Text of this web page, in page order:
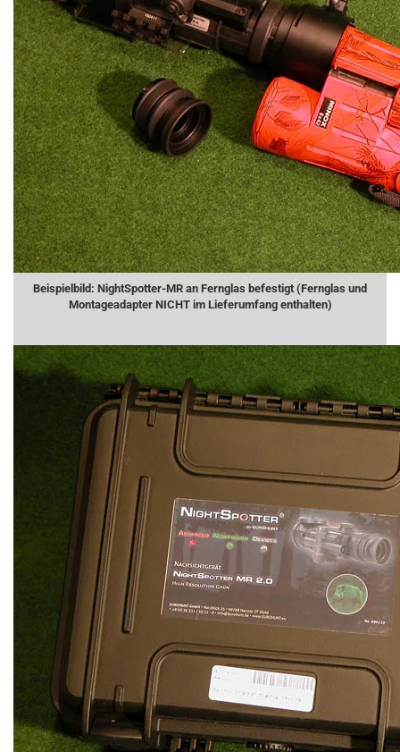
Beispielbild: NightSpotter-MR an Fernglas befestigt (Fernglas und
Montageadapter NICHT im Lieferumfang enthalten)